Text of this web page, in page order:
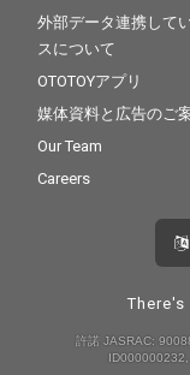
外部データ連携して
スについて
OTOTOYアプリ
媒体資料と広告のご
Our Team
Careers
許諾 JASRAC: